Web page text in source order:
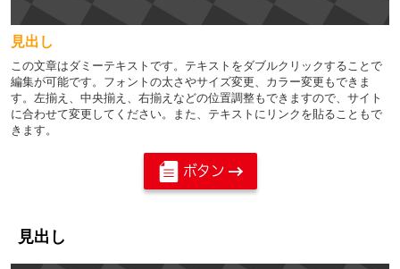
見出し
この文章はダミーテキストです。テキストをダブルクリックすることで
編集が可能です。フォントの太さやサイズ変更、カラー変更もできま
す。左揃え、中央揃え、右揃えなどの位置調整もできますので、サイト
に合わせて変更してください。また、テキストにリンクを貼ることもで
きます。
ボタン
見出し